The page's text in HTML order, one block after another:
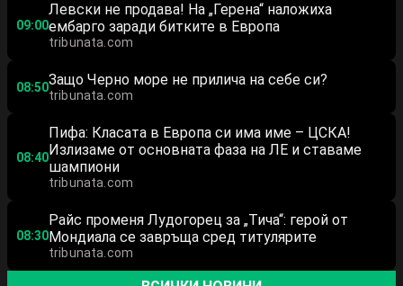
09:00
Левски не продава! На „Герена“ наложиха
ембарго заради битките в Европа
tribunata.com
08:50Защо Черно море не прилича на себе си?
tribunata.com
08:40
Пифа: Класата в Европа си има име – ЦСКА!
Излизаме от основната фаза на ЛЕ и ставаме
шампиони
tribunata.com
08:30
Райс променя Лудогорец за „Тича“: герой от
Мондиала се завръща сред титулярите
tribunata.com